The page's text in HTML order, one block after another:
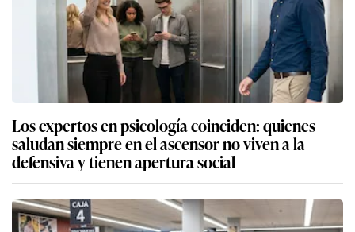
Los expertos en psicología coinciden: quienes
saludan siempre en el ascensor no viven a la
defensiva y tienen apertura social